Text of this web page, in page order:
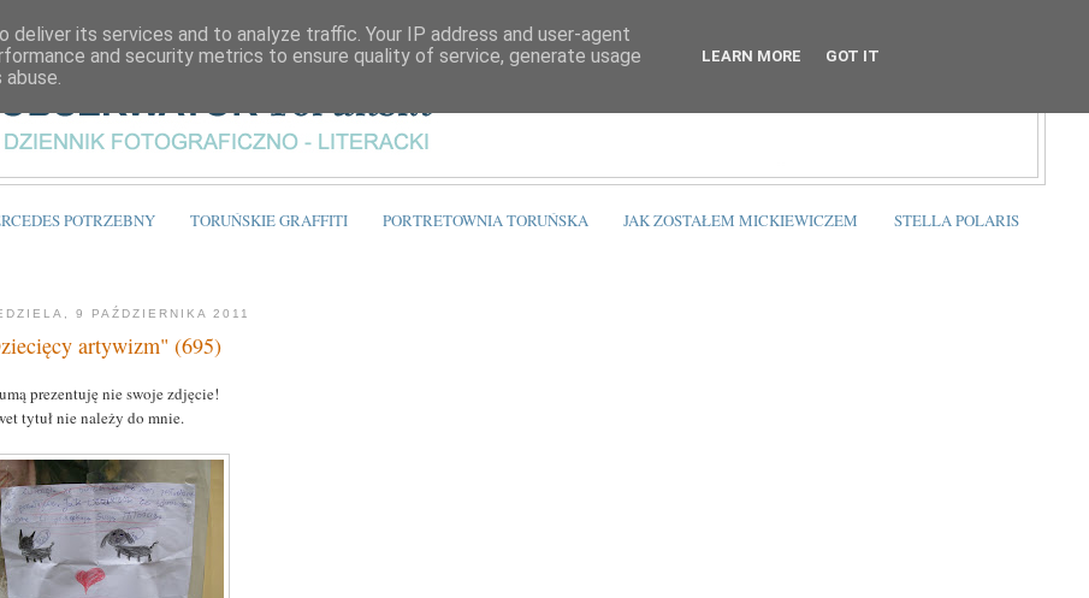
POTRZEBNY TORUŃSKIE GRAFFITI PORTRETOWNIA TORUŃSKA JAK ZOSTAŁEM MICKIEWICZEM STELLA POLARIS
9 PAŹDZIERNIKA 2011
artywizm" (695)
prezentuję nie swoje zdjęcie!
tytuł nie należy do mnie.
its services and to analyze traffic. Your IP address and user-agent
and security metrics to ensure quality of service, generate usage
LEARN MORE GOT IT